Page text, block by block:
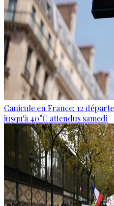
Canicule en France: 12
jusqu'à 40°C attendus samedi